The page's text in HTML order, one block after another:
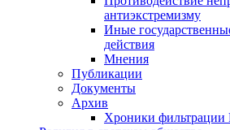
антиэкстремизму
Иные
действия
Мнения
Публикации
Документы
Архив
Хроники фильтрации